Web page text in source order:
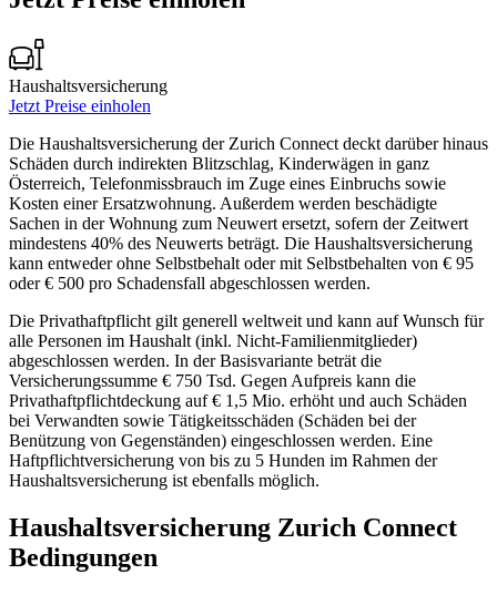
Haushaltsversicherung
Jetzt Preise einholen
Die Haushaltsversicherung der Zurich Connect deckt darüber hinaus
Schäden durch indirekten Blitzschlag, Kinderwägen in ganz
Österreich, Telefonmissbrauch im Zuge eines Einbruchs sowie
Kosten einer Ersatzwohnung. Außerdem werden beschädigte
Sachen in der Wohnung zum Neuwert ersetzt, sofern der Zeitwert
mindestens 40% des Neuwerts beträgt. Die Haushaltsversicherung
kann entweder ohne Selbstbehalt oder mit Selbstbehalten von € 95
oder € 500 pro Schadensfall abgeschlossen werden.
Die Privathaftpflicht gilt generell weltweit und kann auf Wunsch für
alle Personen im Haushalt (inkl. Nicht-Familienmitglieder)
abgeschlossen werden. In der Basisvariante beträt die
Versicherungssumme € 750 Tsd. Gegen Aufpreis kann die
Privathaftpflichtdeckung auf € 1,5 Mio. erhöht und auch Schäden
bei Verwandten sowie Tätigkeitsschäden (Schäden bei der
Benützung von Gegenständen) eingeschlossen werden. Eine
Haftpflichtversicherung von bis zu 5 Hunden im Rahmen der
Haushaltsversicherung ist ebenfalls möglich.
Haushaltsversicherung Zurich Connect
Bedingungen